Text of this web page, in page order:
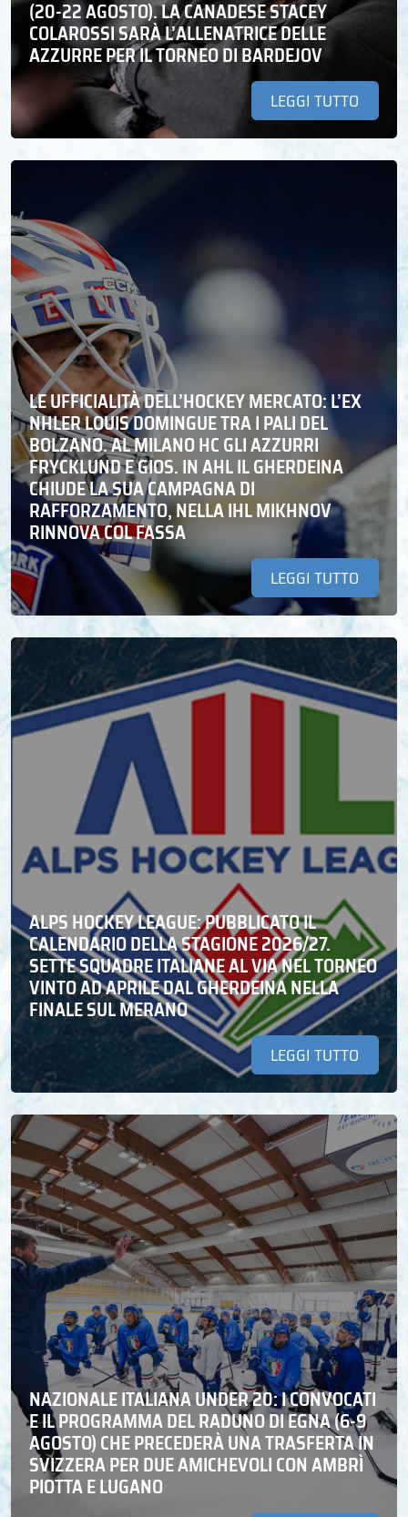
(20-22 AGOSTO). LA CANADESE STACEY
COLAROSSI SARÀ L’ALLENATRICE DELLE
AZZURRE PER IL TORNEO DI BARDEJOV
LEGGI TUTTO
LE UFFICIALITÀ DELL’HOCKEY MERCATO: L’EX
NHLER LOUIS DOMINGUE TRA I PALI DEL
BOLZANO. AL MILANO HC GLI AZZURRI
FRYCKLUND E GIOS. IN AHL IL GHERDEINA
CHIUDE LA SUA CAMPAGNA DI
RAFFORZAMENTO, NELLA IHL MIKHNOV
RINNOVA COL FASSA
LEGGI TUTTO
ALPS HOCKEY LEAGUE: PUBBLICATO IL
CALENDARIO DELLA STAGIONE 2026/27.
SETTE SQUADRE ITALIANE AL VIA NEL TORNEO
VINTO AD APRILE DAL GHERDEINA NELLA
FINALE SUL MERANO
LEGGI TUTTO
NAZIONALE ITALIANA UNDER 20: I CONVOCATI
E IL PROGRAMMA DEL RADUNO DI EGNA (6-9
AGOSTO) CHE PRECEDERÀ UNA TRASFERTA IN
SVIZZERA PER DUE AMICHEVOLI CON AMBRÌ
PIOTTA E LUGANO